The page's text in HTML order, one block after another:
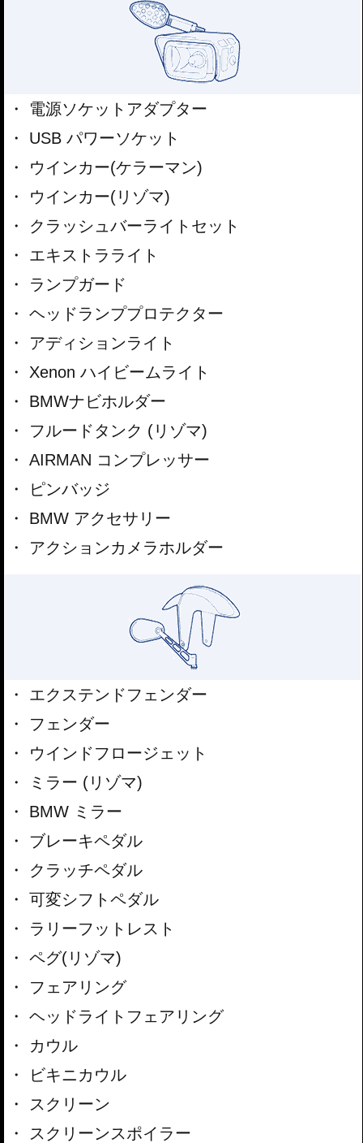
電源ソケットアダプター
USB パワーソケット
ウインカー(ケラーマン)
ウインカー(リゾマ)
クラッシュバーライトセット
エキストラライト
ランプガード
ヘッドランププロテクター
アディションライト
Xenon ハイビームライト
BMWナビホルダー
フルードタンク (リゾマ)
AIRMAN コンプレッサー
ピンバッジ
BMW アクセサリー
アクションカメラホルダー
エクステンドフェンダー
フェンダー
ウインドフロージェット
ミラー (リゾマ)
BMW ミラー
ブレーキペダル
クラッチペダル
可変シフトペダル
ラリーフットレスト
ペグ(リゾマ)
フェアリング
ヘッドライトフェアリング
カウル
ビキニカウル
スクリーン
スクリーンスポイラー